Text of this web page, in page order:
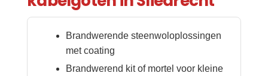
Brandwerende steenwoloplossingen
met coating
Brandwerend kit of mortel voor kleine